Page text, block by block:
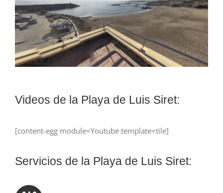
Videos de la Playa de Luis Siret:
[content-egg module=Youtube template=tile]
Servicios de la Playa de Luis Siret: